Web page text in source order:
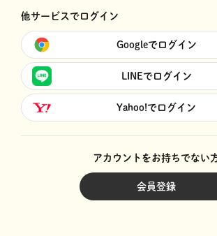
他サービスでログイン
Googleでログイン
LINEでログイン
Yahoo!でログイン
アカウントをお持ちでない
会員登録